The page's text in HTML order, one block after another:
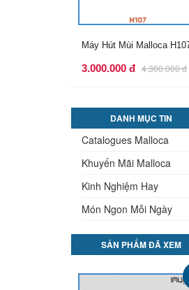
Bếp Gas Âm Malloca
7.200.000 đ 10.309.000 đ
DANH MỤC TIN
Catalogues Malloca
Khuyến Mãi Malloca
Kinh Nghiệm Hay
Món Ngon Mỗi Ngày
SẢN PHẨM ĐÃ XEM